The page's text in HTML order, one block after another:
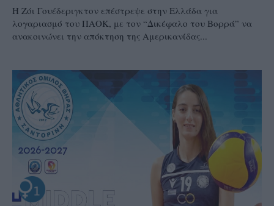
Η Ζόι Γουέδεριγκτον επέστρεψε στην Ελλάδα για
λογαριασμό του ΠΑΟΚ, με τον “Δικέφαλο του Βορρά” να
ανακοινώνει την απόκτηση της Αμερικανίδας...